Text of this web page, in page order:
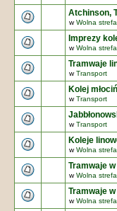
Atchinson,
wWolna strefa
Imprezy
wWolna strefa
Tramwaje
wTransport
Kolej
wTransport
wTransport
Koleje
wWolna strefa
Tramwaje
wWolna strefa
Tramwaje
wWolna strefa